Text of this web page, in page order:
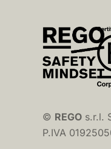
© REGO s.r.l.
P.IVA